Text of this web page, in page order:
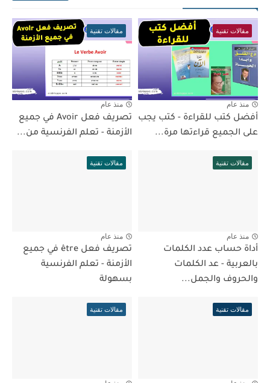
مقالات تقنية
منذ عام
أفضل كتب للقراءة - كتب يجب
على الجميع قراءتها مرة...
مقالات تقنية
منذ عام
تصريف فعل Avoir في جميع
الأزمنة - تعلم الفرنسية من...
مقالات تقنية
منذ عام
أداة حساب عدد الكلمات
بالعربية - عد الكلمات
والحروف والجمل...
مقالات تقنية
منذ عام
تصريف فعل être في جميع
الأزمنة - تعلم الفرنسية
بسهولة
مقالات تقنية مقالات تقنية